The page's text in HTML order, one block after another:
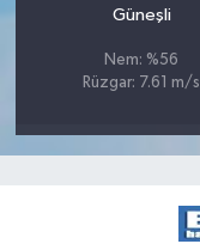
Güneşli
Nem: %56
Rüzgar: 7.61 m/s